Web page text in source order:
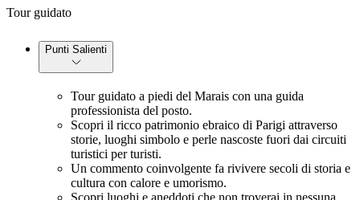
Tour guidato
Punti Salienti
Tour guidato a piedi del Marais con una guida
professionista del posto.
Scopri il ricco patrimonio ebraico di Parigi attraverso
storie, luoghi simbolo e perle nascoste fuori dai circuiti
turistici per turisti.
Un commento coinvolgente fa rivivere secoli di storia e
cultura con calore e umorismo.
Scopri luoghi e aneddoti che non troverai in nessuna